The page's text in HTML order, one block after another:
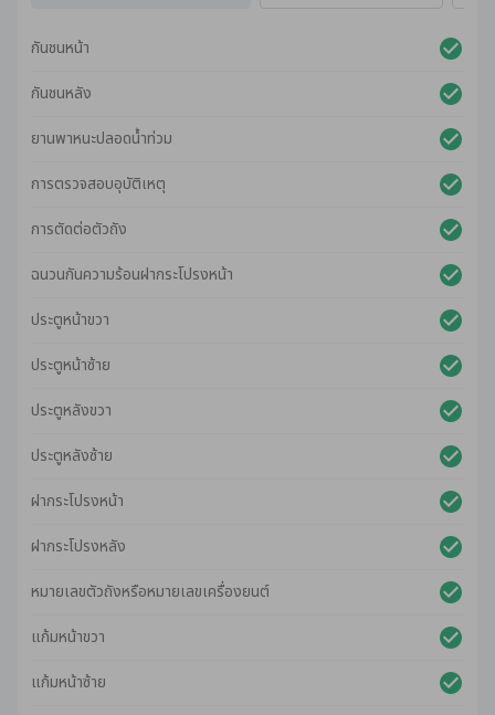
กันชนหน้า
กันชนหลัง
ยานพาหนะปลอดน้ําท่วม
การตรวจสอบอุบัติเหตุ
การตัดต่อตัวถัง
ฉนวนกันความร้อนฝากระโปรงหน้า
ประตูหน้าขวา
ประตูหน้าซ้าย
ประตูหลังขวา
ประตูหลังซ้าย
ฝากระโปรงหน้า
ฝากระโปรงหลัง
หมายเลขตัวถังหรือหมายเลขเครื่องยนต์
แก้มหน้าขวา
แก้มหน้าซ้าย